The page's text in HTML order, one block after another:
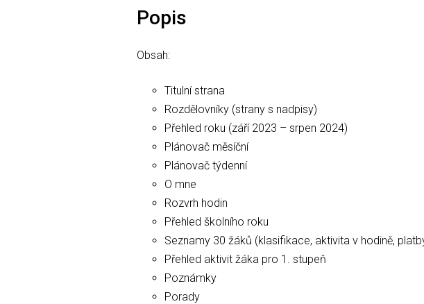
Popis
Obsah:
Titulní strana
Rozdělovníky (strany s nadpisy)
Přehled roku (září 2023 – srpen 2024)
Plánovač měsíční
Plánovač týdenní
O mne
Rozvrh hodin
Přehled školního roku
Seznamy 30 žáků (klasifikace, aktivita v hodině,
Přehled aktivit žáka pro 1. stupeň
Poznámky
Porady